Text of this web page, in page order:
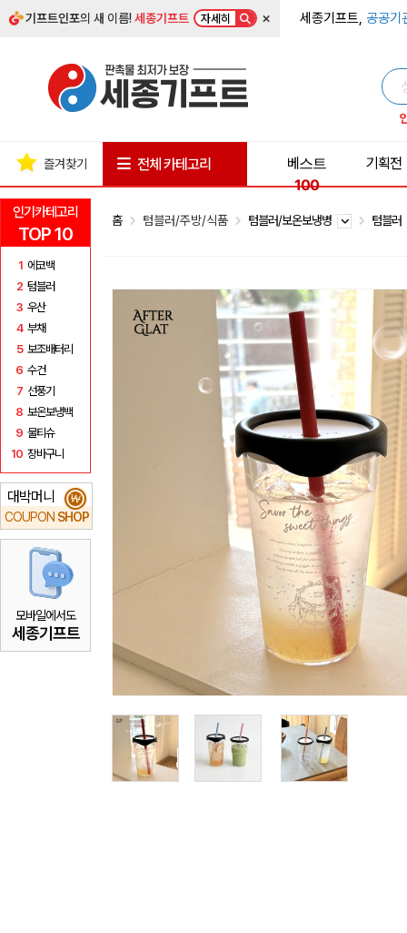
기프트인포의 새 이름!세종기프트 자세히 × 세종기프트, 공공기
인기카테고리
TOP 10
1 에코백
2 텀블러
3 우산
4 부채
5 보조배터리
6 수건
7 선풍기
8 보온보냉백
9 물티슈
10 장바구니
대박머니
COUPON SHOP
₩
모바일에서도
세종기프트
즐겨찾기 전체 카테고리
베스트
100
기획전
홈 텀블러/주방/식품 텀블러/보온보냉병 텀블러